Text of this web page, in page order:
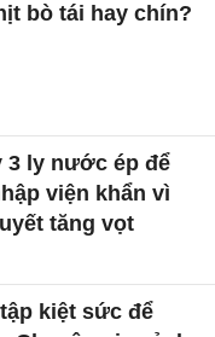
bò tái hay chín?
3 ly nước ép để
viện khẩn vì
tăng vọt
kiệt sức để